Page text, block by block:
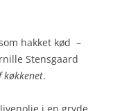
hakket kød –
Stensgaard
køkkenet.
i en gryde